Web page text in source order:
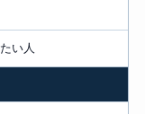
い人